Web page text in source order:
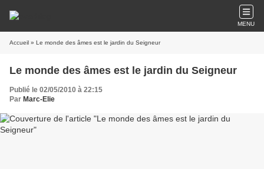
MENU
Accueil » Le monde des âmes est le jardin du Seigneur
Le monde des âmes est le jardin du Seigneur
Publié le 02/05/2010 à 22:15
Par Marc-Elie